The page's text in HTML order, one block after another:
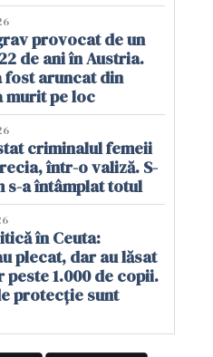
provocat de un
de ani în Austria.
fost aruncat din
murit pe loc
criminalul femeii
într-o valiză. S-
s-a întâmplat totul
în Ceuta:
plecat, dar au lăsat
peste 1.000 de copii.
protecție sunt